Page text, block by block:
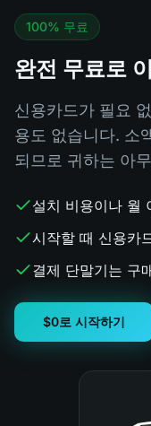
100% 무료
완전 무료로
신용카드가 필요
용도 없습니다. 소
되므로 귀하는 아
설치 비용이나 월
시작할 때 신용카
결제 단말기는 구
$0로 시작하기